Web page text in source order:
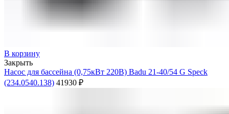
В корзину
Закрыть
Насос для бассейна (0,75кВт 220В) Badu 21-40/54 G Speck
(234.0540.138) 41930 ₽